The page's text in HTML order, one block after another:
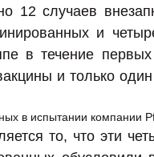
12 случаев
и
в течение
и только
то, что эти